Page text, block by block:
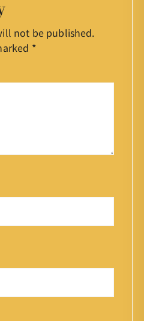
not be published.
*